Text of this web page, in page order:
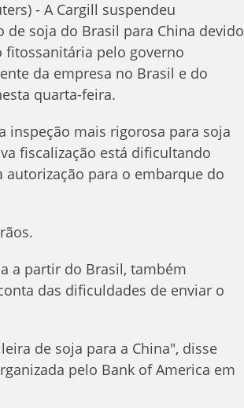
- A Cargill suspendeu
de soja do Brasil para China devido
fitossanitária pelo governo
da empresa no Brasil e do
quarta-feira.
inspeção mais rigorosa para soja
fiscalização está dificultando
para o embarque do
a partir do Brasil, também
das dificuldades de enviar o
de soja para a China", disse
pelo Bank of America em